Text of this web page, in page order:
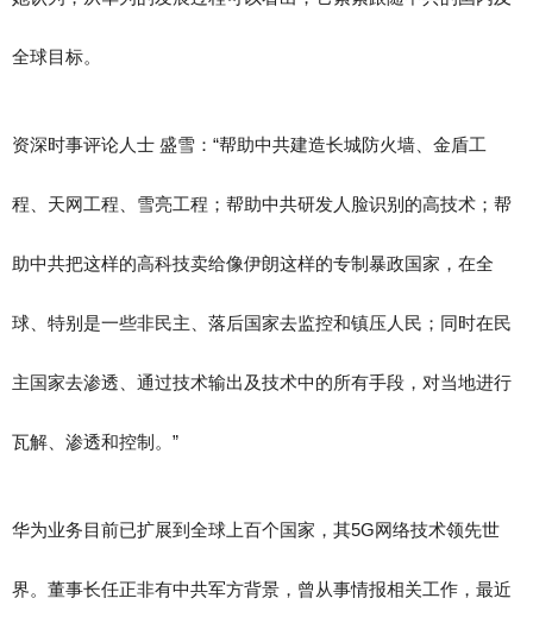
全球目标。
资深时事评论人士 盛雪：“帮助中共建造长城防火墙、金盾工
程、天网工程、雪亮工程；帮助中共研发人脸识别的高技术；帮
助中共把这样的高科技卖给像伊朗这样的专制暴政国家，在全
球、特别是一些非民主、落后国家去监控和镇压人民；同时在民
主国家去渗透、通过技术输出及技术中的所有手段，对当地进行
瓦解、渗透和控制。”
华为业务目前已扩展到全球上百个国家，其5G网络技术领先世
界。董事长任正非有中共军方背景，曾从事情报相关工作，最近